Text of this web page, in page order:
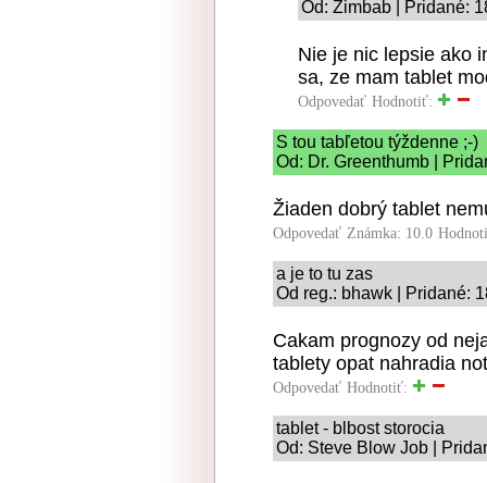
Od: Zimbab | Pridané:
Nie je nic lepsie ako
sa, ze mam tablet
Odpovedať Hodnotiť:
S tou tabľetou týždenne ;-)
Od: Dr. Greenthumb |
Žiaden dobrý tablet
Odpovedať Známka: 10.0
a je to tu zas
Od reg.: bhawk | Pridané:
Cakam prognozy od
tablety opat nahradia
Odpovedať Hodnotiť:
tablet - blbost storocia
Od: Steve Blow Job |